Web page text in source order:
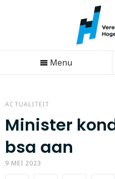
Menu
ACTUALITEIT
Minister
bsa aan
9 MEI 2023